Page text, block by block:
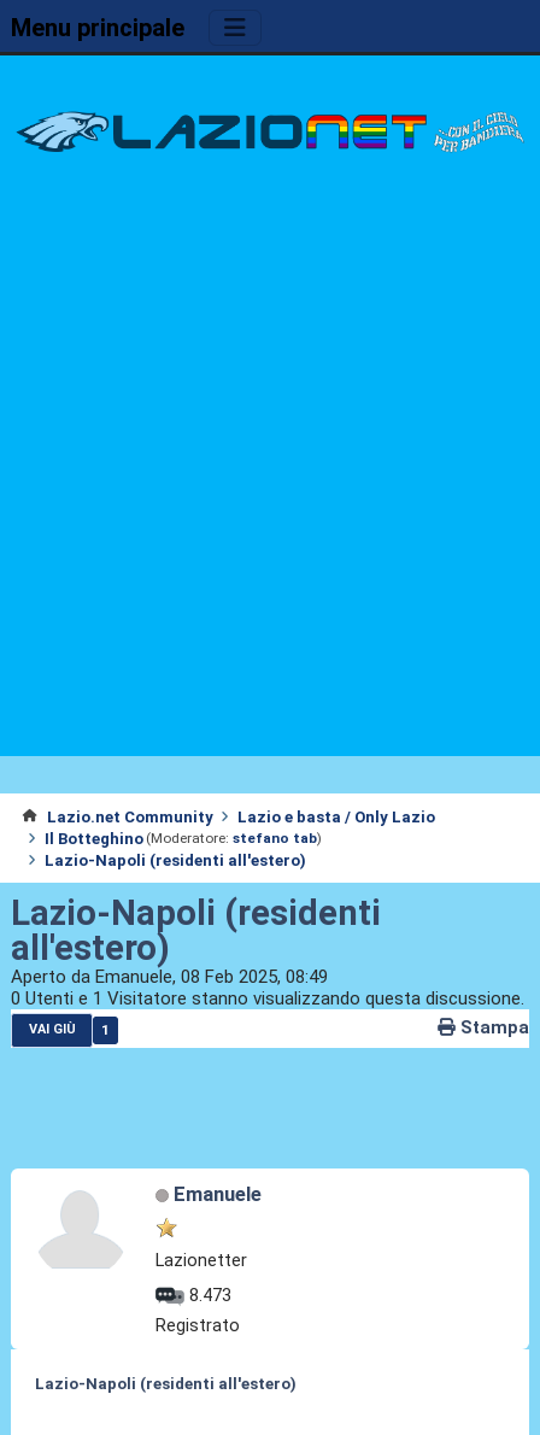
Menu principale
Lazio.net Community
Lazio e basta / Only Lazio
Il Botteghino (Moderatore: stefano tab)
Lazio-Napoli (residenti all'estero)
Lazio-Napoli (residenti
all'estero)
Aperto da Emanuele, 08 Feb 2025, 08:49
0 Utenti e 1 Visitatore stanno visualizzando questa discussione.
VAI GIÙ 1 Stampa
Emanuele
Lazionetter
8.473
Registrato
Lazio-Napoli (residenti all'estero)